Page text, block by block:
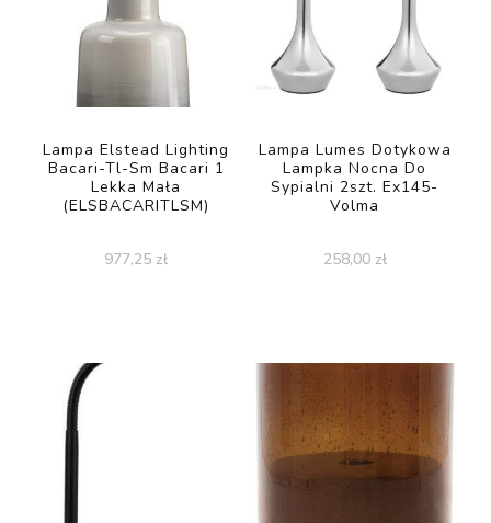
Lampa Elstead Lighting
Bacari-Tl-Sm Bacari 1
Lekka Mała
(ELSBACARITLSM)
977,25 zł
Lampa Lumes Dotykowa
Lampka Nocna Do
Sypialni 2szt. Ex145-
Volma
258,00 zł